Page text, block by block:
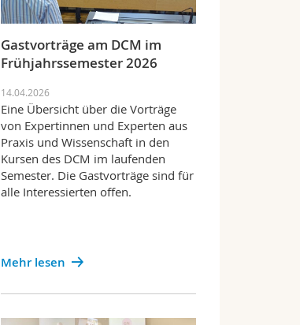
Gastvorträge am DCM im
Frühjahrssemester 2026
14.04.2026
Eine Übersicht über die Vorträge
von Expertinnen und Experten aus
Praxis und Wissenschaft in den
Kursen des DCM im laufenden
Semester. Die Gastvorträge sind für
alle Interessierten offen.
Mehr lesen